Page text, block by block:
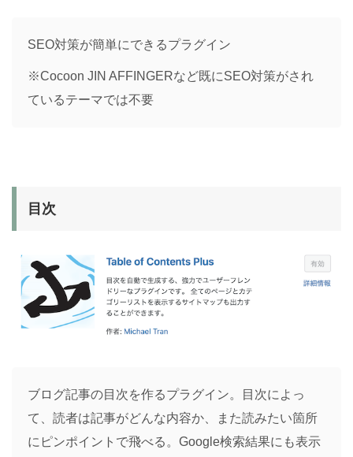
SEO対策が簡単にできるプラグイン
※Cocoon JIN AFFINGERなど既にSEO対策がされ
ているテーマでは不要
目次
ブログ記事の目次を作るプラグイン。目次によっ
て、読者は記事がどんな内容か、また読みたい箇所
にピンポイントで飛べる。Google検索結果にも表示